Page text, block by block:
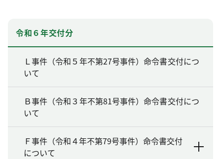
令和６年交付分
Ｌ事件（令和５年不第27号事件）命令書交付につ
いて
Ｂ事件（令和３年不第81号事件）命令書交付につ
いて
Ｆ事件（令和４年不第79号事件）命令書交付
について